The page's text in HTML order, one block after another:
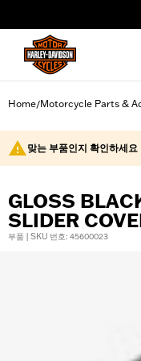
Home/Motorcycle Parts &
맞는 부품인지 확인하세요
GLOSS
SLIDER
부품 | SKU 번호: 45600023